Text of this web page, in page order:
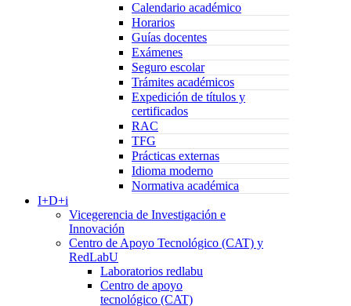
Calendario académico
Horarios
Guías docentes
Exámenes
Seguro escolar
Trámites académicos
Expedición de títulos y
certificados
RAC
TFG
Prácticas externas
Idioma moderno
Normativa académica
I+D+i
Vicegerencia de Investigación e
Innovación
Centro de Apoyo Tecnológico (CAT) y
RedLabU
Laboratorios redlabu
Centro de apoyo
tecnológico (CAT)